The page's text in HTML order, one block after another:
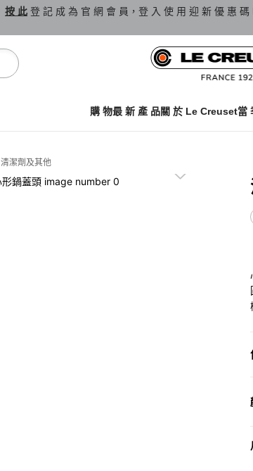
按 此 登 記 成 為 官 網 會 員，登 入 使 用 迎 新 優 惠 碼
購 物最 新 產 品關 於 Le Creuset當
清潔劑及其他